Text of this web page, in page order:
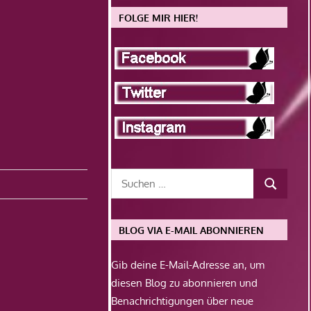
FOLGE MIR HIER!
BLOG VIA E-MAIL ABONNIEREN
Gib deine E-Mail-Adresse an, um
diesen Blog zu abonnieren und
Benachrichtigungen über neue